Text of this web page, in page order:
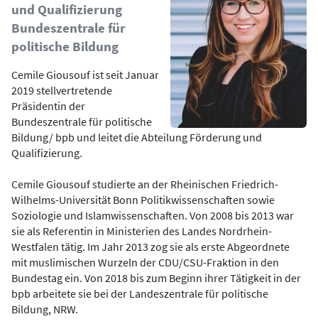
und Qualifizierung
Bundeszentrale für
politische Bildung
Cemile Giousouf ist seit Januar
2019 stellvertretende
Präsidentin der
Bundeszentrale für politische
Bildung/ bpb und leitet die Abteilung Förderung und
Qualifizierung.
Cemile Giousouf studierte an der Rheinischen Friedrich-
Wilhelms-Universität Bonn Politikwissenschaften sowie
Soziologie und Islamwissenschaften. Von 2008 bis 2013 war
sie als Referentin in Ministerien des Landes Nordrhein-
Westfalen tätig. Im Jahr 2013 zog sie als erste Abgeordnete
mit muslimischen Wurzeln der CDU/CSU-Fraktion in den
Bundestag ein. Von 2018 bis zum Beginn ihrer Tätigkeit in der
bpb arbeitete sie bei der Landeszentrale für politische
Bildung, NRW.